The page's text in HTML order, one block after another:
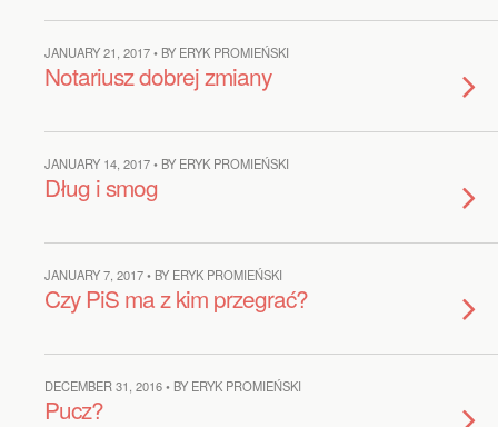
JANUARY 21, 2017 • BY ERYK PROMIEŃSKI
Notariusz dobrej zmiany
JANUARY 14, 2017 • BY ERYK PROMIEŃSKI
Dług i smog
JANUARY 7, 2017 • BY ERYK PROMIEŃSKI
Czy PiS ma z kim przegrać?
DECEMBER 31, 2016 • BY ERYK PROMIEŃSKI
Pucz?